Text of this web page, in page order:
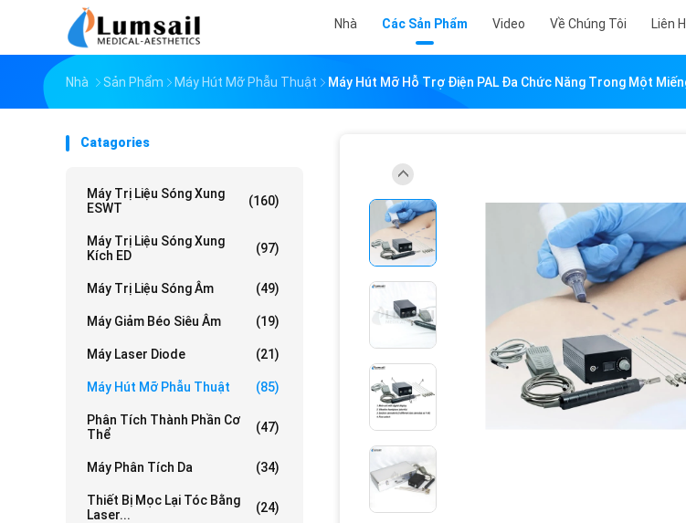
Nhà Các Sản Phẩm Video Về Chúng Tôi Liên
Nhà Sản Phẩm Máy Hút Mỡ Phẫu Thuật Máy Hút Mỡ Hỗ Trợ Điện PAL Đa Chức Năng Trong Một
Catagories
Máy Trị Liệu Sóng Xung
ESWT
(160)
Máy Trị Liệu Sóng Xung
Kích ED
(97)
Máy Trị Liệu Sóng Âm (49)
Máy Giảm Béo Siêu Âm (19)
Máy Laser Diode (21)
Máy Hút Mỡ Phẫu Thuật (85)
Phân Tích Thành Phần Cơ
Thể
(47)
Máy Phân Tích Da (34)
Thiết Bị Mọc Lại Tóc Bằng
Laser...
(24)